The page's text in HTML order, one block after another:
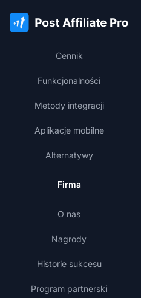
Cennik
Funkcjonalności
Metody integracji
Aplikacje mobilne
Alternatywy
Firma
O nas
Nagrody
Historie sukcesu
Program partnerski